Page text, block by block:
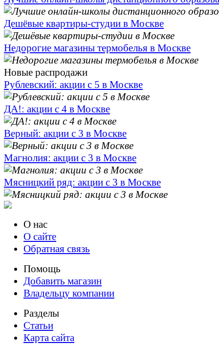
Дешёвые квартиры-студии в Москве
Недорогие магазины термобелья в Москве
Новые распродажи
Рублевский: акции с 5 в Москве
ДА!: акции с 4 в Москве
Верный: акции с 3 в Москве
Магнолия: акции с 3 в Москве
Мясницкий ряд: акции с 3 в Москве
О нас
О сайте
Обратная связь
Помощь
Добавить магазин
Владельцу компании
Разделы
Статьи
Карта сайта